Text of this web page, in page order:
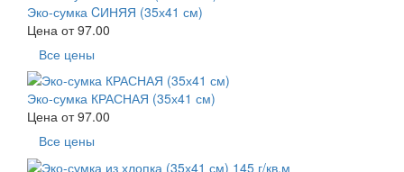
Эко-сумка CИНЯЯ (35х41 см)
Цена от97.00
Все цены
Эко-сумка КРАСНАЯ (35х41 см)
Цена от97.00
Все цены